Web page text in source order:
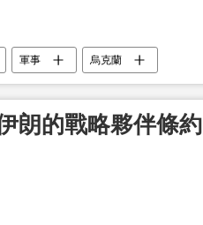
軍事 烏克蘭
朗的戰略夥伴條約